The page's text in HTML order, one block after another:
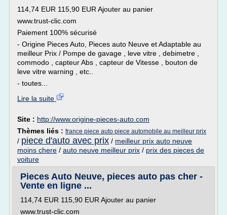
114,74 EUR 115,90 EUR Ajouter au panier
www.trust-clic.com
Paiement 100% sécurisé
- Origine Pieces Auto, Pieces auto Neuve et Adaptable au
meilleur Prix / Pompe de gavage , leve vitre , debimetre ,
commodo , capteur Abs , capteur de Vitesse , bouton de
leve vitre warning , etc..
- toutes...
Lire la suite
Site : http://www.origine-pieces-auto.com
Thèmes liés : france piece auto piece automobile au meilleur prix
/ piece d'auto avec prix / meilleur prix auto neuve
moins chere / auto neuve meilleur prix / prix des pieces de
voiture
Pieces Auto Neuve, pieces auto pas cher -
Vente en ligne ...
114,74 EUR 115,90 EUR Ajouter au panier
www.trust-clic.com